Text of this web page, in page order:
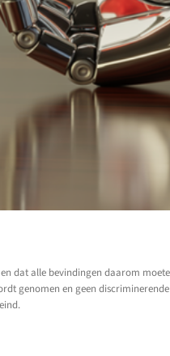
dat alle bevindingen daarom
genomen en geen